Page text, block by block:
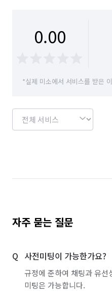
0.00
*실제 미소에서 서비스를 받은
자주 묻는 질문
사전미팅이 가능한가요?
규정에 준하여 채팅과 유선
미팅은 가능합니다.